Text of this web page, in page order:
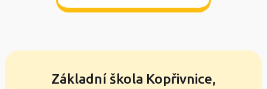
Základní škola Kopřivnice,